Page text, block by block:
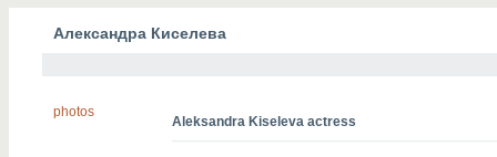
Александра Киселева
photos
Aleksandra Kiseleva actress